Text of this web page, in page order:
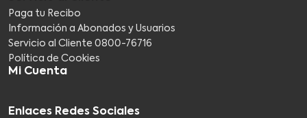
Paga tu Recibo
Información a Abonados y Usuarios
Servicio al Cliente 0800-76716​
Política de Cookies
Mi Cuenta
Enlaces Redes Sociales